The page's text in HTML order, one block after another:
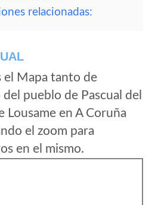
relacionadas:
el Mapa tanto de
pueblo de Pascual del
Lousame en A Coruña
el zoom para
en el mismo.